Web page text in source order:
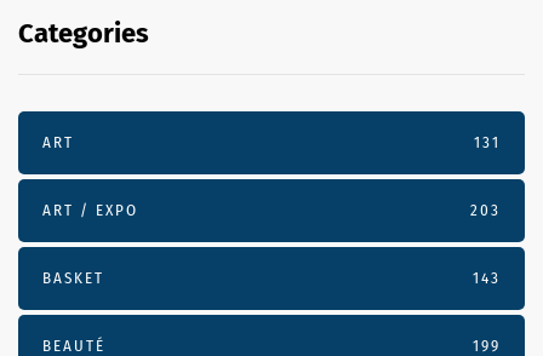
Categories
ART 131
ART / EXPO 203
BASKET 143
BEAUTÉ 199